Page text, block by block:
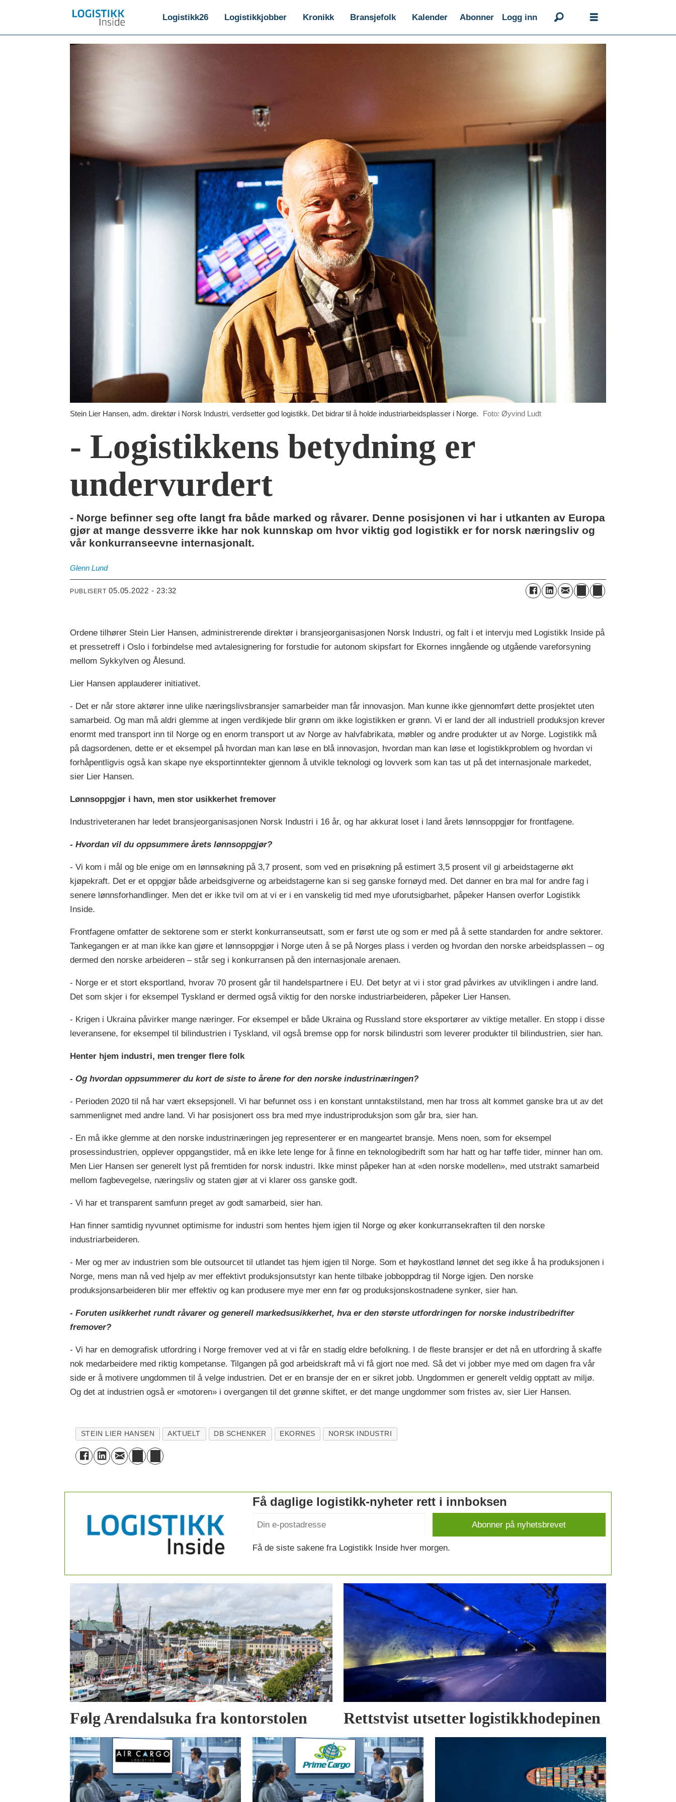
Logistikk26 Logistikkjobber Kronikk Bransjefolk Kalender Abonner Logg inn
Stein Lier Hansen, adm. direktør i Norsk Industri, verdsetter god logistikk. Det bidrar til å holde industriarbeidsplasser i Norge. Foto: Øyvind Ludt
- Logistikkens betydning er
undervurdert
- Norge befinner seg ofte langt fra både marked og råvarer. Denne posisjonen vi har i utkanten av Europa
gjør at mange dessverre ikke har nok kunnskap om hvor viktig god logistikk er for norsk næringsliv og
vår konkurranseevne internasjonalt.
Glenn Lund
PUBLISERT 05.05.2022 - 23:32
Ordene tilhører Stein Lier Hansen, administrerende direktør i bransjeorganisasjonen Norsk Industri, og falt i et intervju med Logistikk Inside på
et pressetreff i Oslo i forbindelse med avtalesignering for forstudie for autonom skipsfart for Ekornes inngående og utgående vareforsyning
mellom Sykkylven og Ålesund.
Lier Hansen applauderer initiativet.
- Det er når store aktører inne ulike næringslivsbransjer samarbeider man får innovasjon. Man kunne ikke gjennomført dette prosjektet uten
samarbeid. Og man må aldri glemme at ingen verdikjede blir grønn om ikke logistikken er grønn. Vi er land der all industriell produksjon krever
enormt med transport inn til Norge og en enorm transport ut av Norge av halvfabrikata, møbler og andre produkter ut av Norge. Logistikk må
på dagsordenen, dette er et eksempel på hvordan man kan løse en blå innovasjon, hvordan man kan løse et logistikkproblem og hvordan vi
forhåpentligvis også kan skape nye eksportinntekter gjennom å utvikle teknologi og lovverk som kan tas ut på det internasjonale markedet,
sier Lier Hansen.
Lønnsoppgjør i havn, men stor usikkerhet fremover
Industriveteranen har ledet bransjeorganisasjonen Norsk Industri i 16 år, og har akkurat loset i land årets lønnsoppgjør for frontfagene.
- Hvordan vil du oppsummere årets lønnsoppgjør?
- Vi kom i mål og ble enige om en lønnsøkning på 3,7 prosent, som ved en prisøkning på estimert 3,5 prosent vil gi arbeidstagerne økt
kjøpekraft. Det er et oppgjør både arbeidsgiverne og arbeidstagerne kan si seg ganske fornøyd med. Det danner en bra mal for andre fag i
senere lønnsforhandlinger. Men det er ikke tvil om at vi er i en vanskelig tid med mye uforutsigbarhet, påpeker Hansen overfor Logistikk
Inside.
Frontfagene omfatter de sektorene som er sterkt konkurranseutsatt, som er først ute og som er med på å sette standarden for andre sektorer.
Tankegangen er at man ikke kan gjøre et lønnsoppgjør i Norge uten å se på Norges plass i verden og hvordan den norske arbeidsplassen – og
dermed den norske arbeideren – står seg i konkurransen på den internasjonale arenaen.
- Norge er et stort eksportland, hvorav 70 prosent går til handelspartnere i EU. Det betyr at vi i stor grad påvirkes av utviklingen i andre land.
Det som skjer i for eksempel Tyskland er dermed også viktig for den norske industriarbeideren, påpeker Lier Hansen.
- Krigen i Ukraina påvirker mange næringer. For eksempel er både Ukraina og Russland store eksportører av viktige metaller. En stopp i disse
leveransene, for eksempel til bilindustrien i Tyskland, vil også bremse opp for norsk bilindustri som leverer produkter til bilindustrien, sier han.
Henter hjem industri, men trenger flere folk
- Og hvordan oppsummerer du kort de siste to årene for den norske industrinæringen?
- Perioden 2020 til nå har vært eksepsjonell. Vi har befunnet oss i en konstant unntakstilstand, men har tross alt kommet ganske bra ut av det
sammenlignet med andre land. Vi har posisjonert oss bra med mye industriproduksjon som går bra, sier han.
- En må ikke glemme at den norske industrinæringen jeg representerer er en mangeartet bransje. Mens noen, som for eksempel
prosessindustrien, opplever oppgangstider, må en ikke lete lenge for å finne en teknologibedrift som har hatt og har tøffe tider, minner han om.
Men Lier Hansen ser generelt lyst på fremtiden for norsk industri. Ikke minst påpeker han at «den norske modellen», med utstrakt samarbeid
mellom fagbevegelse, næringsliv og staten gjør at vi klarer oss ganske godt.
- Vi har et transparent samfunn preget av godt samarbeid, sier han.
Han finner samtidig nyvunnet optimisme for industri som hentes hjem igjen til Norge og øker konkurransekraften til den norske
industriarbeideren.
- Mer og mer av industrien som ble outsourcet til utlandet tas hjem igjen til Norge. Som et høykostland lønnet det seg ikke å ha produksjonen i
Norge, mens man nå ved hjelp av mer effektivt produksjonsutstyr kan hente tilbake jobboppdrag til Norge igjen. Den norske
produksjonsarbeideren blir mer effektiv og kan produsere mye mer enn før og produksjonskostnadene synker, sier han.
- Foruten usikkerhet rundt råvarer og generell markedsusikkerhet, hva er den største utfordringen for norske industribedrifter
fremover?
- Vi har en demografisk utfordring i Norge fremover ved at vi får en stadig eldre befolkning. I de fleste bransjer er det nå en utfordring å skaffe
nok medarbeidere med riktig kompetanse. Tilgangen på god arbeidskraft må vi få gjort noe med. Så det vi jobber mye med om dagen fra vår
side er å motivere ungdommen til å velge industrien. Det er en bransje der en er sikret jobb. Ungdommen er generelt veldig opptatt av miljø.
Og det at industrien også er «motoren» i overgangen til det grønne skiftet, er det mange ungdommer som fristes av, sier Lier Hansen.
STEIN LIER HANSEN AKTUELT DB SCHENKER EKORNES NORSK INDUSTRI
Få daglige logistikk-nyheter rett i innboksen
Få de siste sakene fra Logistikk Inside hver morgen.
Følg Arendalsuka fra kontorstolen Rettstvist utsetter logistikkhodepinen